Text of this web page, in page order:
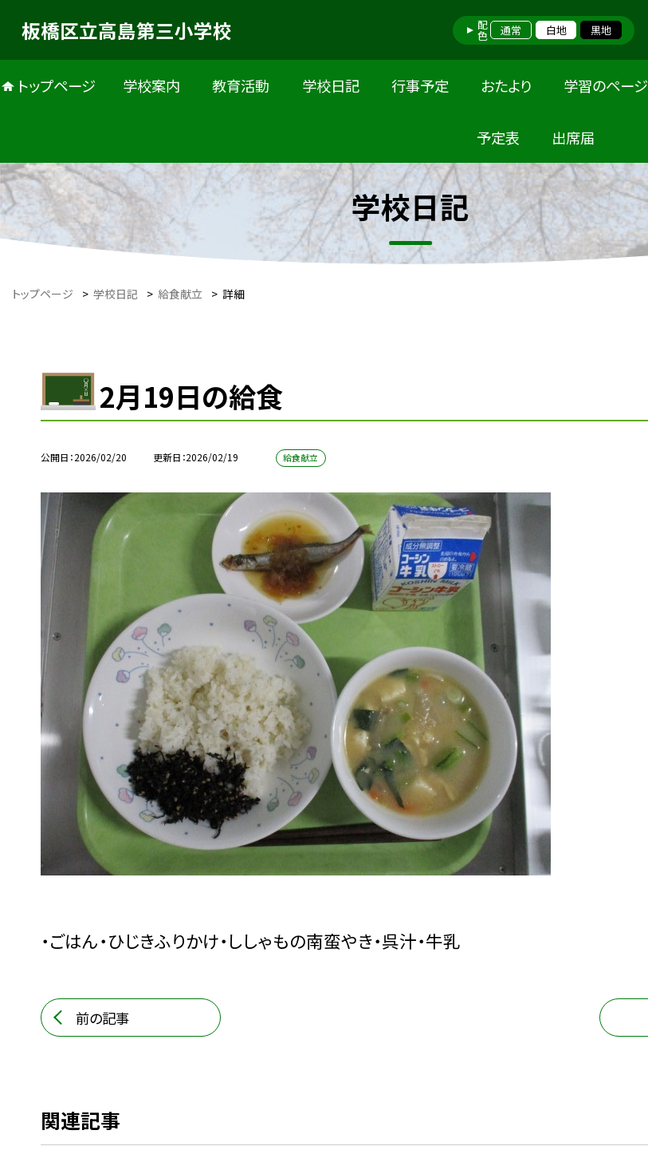
板橋区立高島第三小学校 配色 通常 白地 黒地
トップページ 学校案内 教育活動 学校日記 行事予定 おたより 学習のページ
予定表 出席届
学校日記
トップページ > 学校日記 > 給食献立 > 詳細
2月19日の給食
公開日 2026/02/20 更新日 2026/02/19 給食献立
・ごはん・ひじきふりかけ・ししゃもの南蛮やき・呉汁・牛乳
前の記事
関連記事